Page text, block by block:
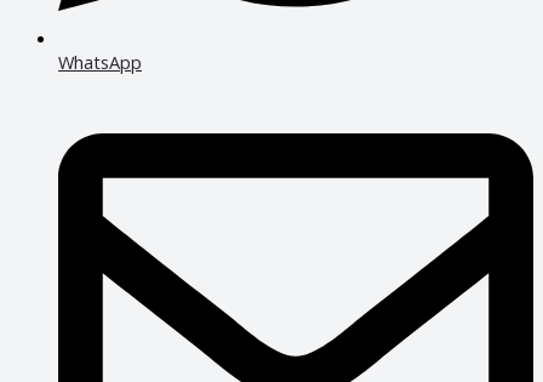
WhatsApp